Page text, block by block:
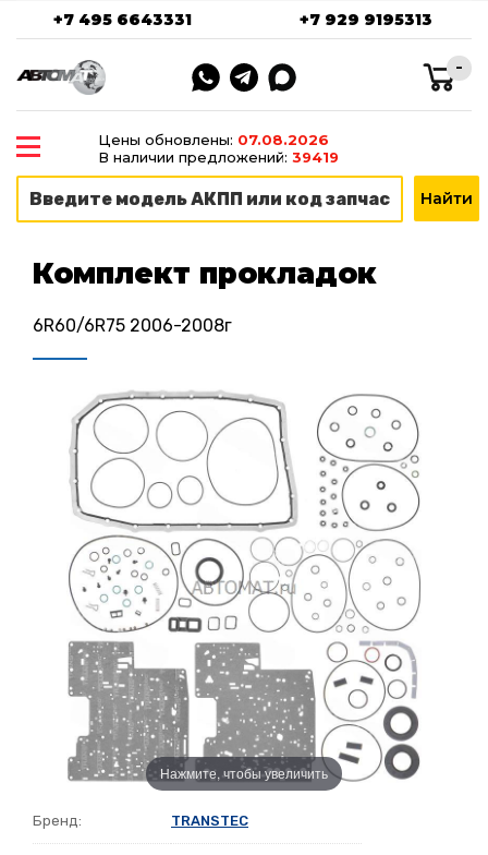
+7 495 6643331 +7 929 9195313
-
Цены обновлены: 07.08.2026
В наличии предложений: 39419
Комплект прокладок
6R60/6R75 2006-2008г
Нажмите, чтобы увеличить
Бренд: TRANSTEC